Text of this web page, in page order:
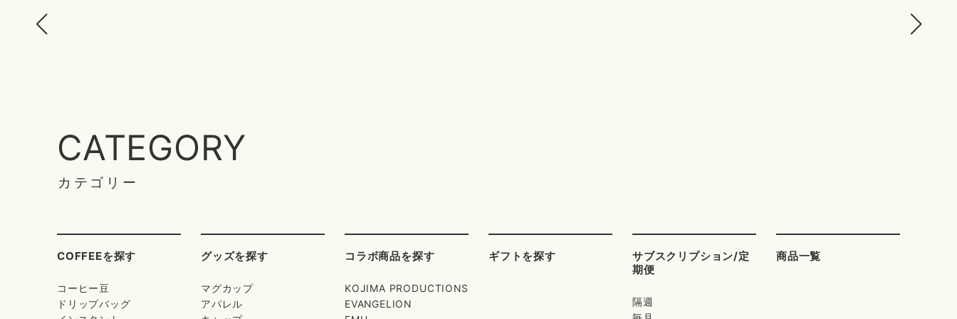
CATEGORY
カテゴリー
COFFEEを探す
コーヒー豆
ドリップバッグ
グッズを探す
マグカップ
アパレル
コラボ商品を探す
KOJIMA PRODUCTIONS
EVANGELION
ギフトを探す
サブスクリプション/定
期便
隔週
商品一覧